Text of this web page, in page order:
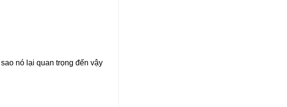
nó lại quan trọng đến vậy